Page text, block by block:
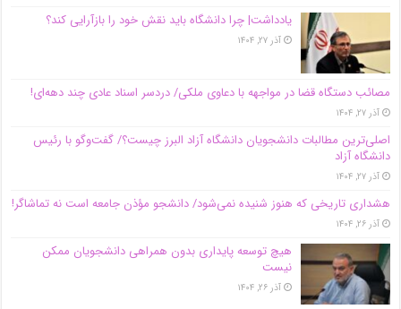
یادداشت| چرا دانشگاه باید نقش خود را بازآرایی کند؟
آذر ۲۷, ۱۴۰۴
مصائب دستگاه قضا در مواجهه با دعاوی ملکی/ دردسر اسناد عادی چند‌ دهه‌ای!
آذر ۲۷, ۱۴۰۴
اصلی‌ترین مطالبات دانشجویان دانشگاه آزاد البرز چیست؟/ گفت‌وگو با رئیس
دانشگاه آز‌اد
آذر ۲۷, ۱۴۰۴
هشداری تاریخی که هنوز شنیده نمی‌شود/ دانشجو مؤذن جامعه است نه تماشاگر!
آذر ۲۶, ۱۴۰۴
هیچ توسعه پایداری بدون همراهی دانشجویان ممکن
نیست
آذر ۲۶, ۱۴۰۴